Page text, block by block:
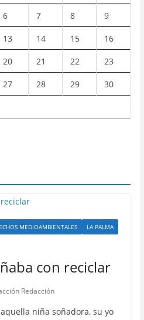
6 7 8 9
13 14 15 16
20 21 22 23
27 28 29 30
MEDIOAMBIENTALES
LA PALMA
con reciclar
Redacción
niña soñadora, su yo